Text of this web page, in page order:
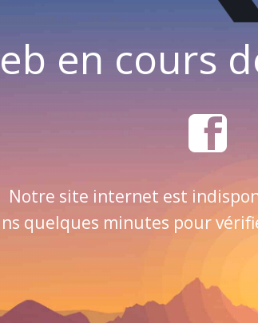
en cours
Notre site internet est
quelques minutes pour